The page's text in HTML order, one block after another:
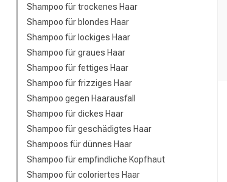
Shampoo für trockenes Haar
Shampoo für blondes Haar
Shampoo für lockiges Haar
Shampoo für graues Haar
Shampoo für fettiges Haar
Shampoo für frizziges Haar
Shampoo gegen Haarausfall
Shampoo für dickes Haar
Shampoo für geschädigtes Haar
Shampoos für dünnes Haar
Shampoo für empfindliche Kopfhaut
Shampoo für coloriertes Haar